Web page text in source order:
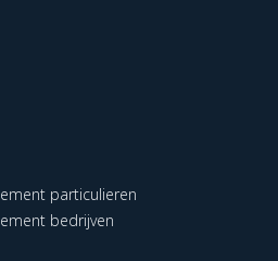
particulieren
bedrijven